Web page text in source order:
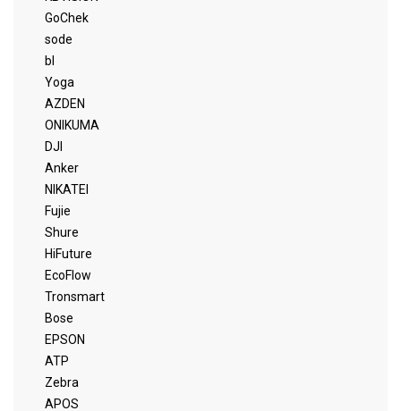
GoChek
sode
bl
Yoga
AZDEN
ONIKUMA
DJI
Anker
NIKATEI
Fujie
Shure
HiFuture
EcoFlow
Tronsmart
Bose
EPSON
ATP
Zebra
APOS